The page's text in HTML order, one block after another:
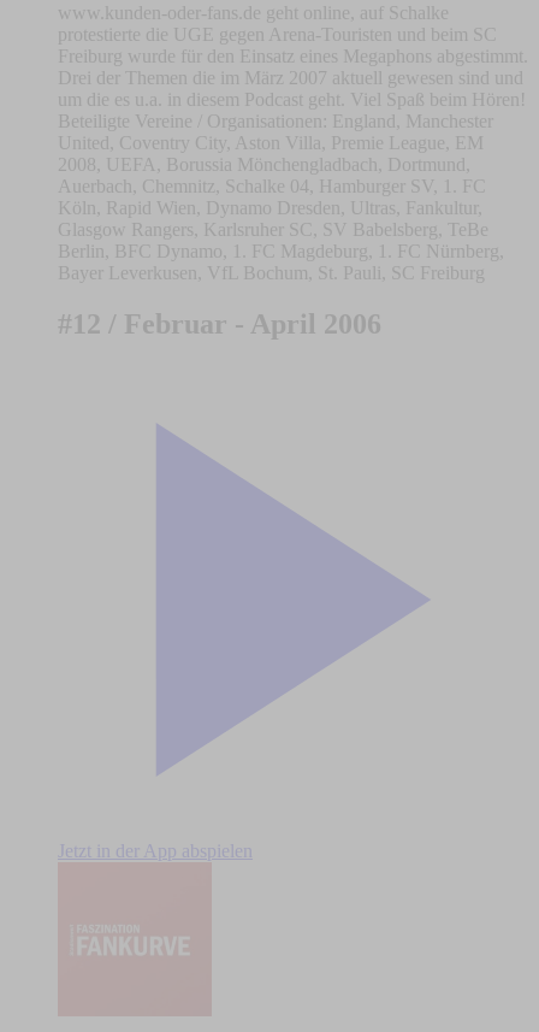
www.kunden-oder-fans.de geht online, auf Schalke
protestierte die UGE gegen Arena-Touristen und beim SC
Freiburg wurde für den Einsatz eines Megaphons abgestimmt.
Drei der Themen die im März 2007 aktuell gewesen sind und
um die es u.a. in diesem Podcast geht. Viel Spaß beim Hören!
Beteiligte Vereine / Organisationen: England, Manchester
United, Coventry City, Aston Villa, Premie League, EM
2008, UEFA, Borussia Mönchengladbach, Dortmund,
Auerbach, Chemnitz, Schalke 04, Hamburger SV, 1. FC
Köln, Rapid Wien, Dynamo Dresden, Ultras, Fankultur,
Glasgow Rangers, Karlsruher SC, SV Babelsberg, TeBe
Berlin, BFC Dynamo, 1. FC Magdeburg, 1. FC Nürnberg,
Bayer Leverkusen, VfL Bochum, St. Pauli, SC Freiburg
#12 / Februar - April 2006
Jetzt in der App abspielen